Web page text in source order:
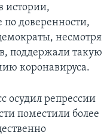
истории,
по доверенности,
несмотря
поддержали такую
коронавируса.
осудил репрессии
поместили более